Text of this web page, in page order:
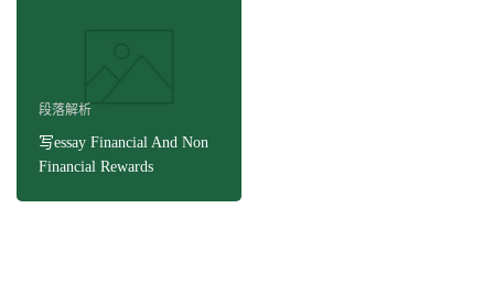
段落解析
写essay Financial And Non
Financial Rewards